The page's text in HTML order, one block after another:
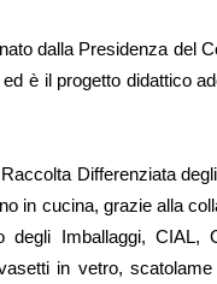
dalla Presidenza del
è il progetto didattico
Differenziata
in cucina, grazie alla
Imballaggi, CIAL,
in vetro,